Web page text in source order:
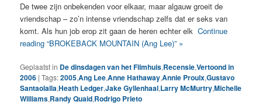
De twee zijn onbekenden voor elkaar, maar algauw groeit de
vriendschap – zo’n intense vriendschap zelfs dat er seks van
komt. Als hun job erop zit gaan de heren echter elkContinue
reading “BROKEBACK MOUNTAIN (Ang Lee)” »
Geplaatst in De dinsdagen van het Filmhuis,Recensie,Vertoond in
2006 |Tags:2005,Ang Lee,Anne Hathaway,Annie Proulx,Gustavo
Santaolalla,Heath Ledger,Jake Gyllenhaal,Larry McMurtry,Michelle
Williams,Randy Quaid,Rodrigo Prieto